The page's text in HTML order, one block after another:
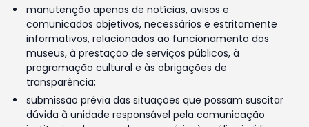
manutenção apenas de notícias, avisos e
comunicados objetivos, necessários e estritamente
informativos, relacionados ao funcionamento dos
museus, à prestação de serviços públicos, à
programação cultural e às obrigações de
transparência;
submissão prévia das situações que possam suscitar
dúvida à unidade responsável pela comunicação